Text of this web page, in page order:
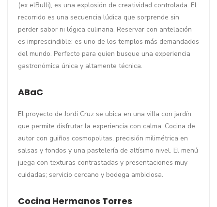
(ex elBulli), es una explosión de creatividad controlada. El
recorrido es una secuencia lúdica que sorprende sin
perder sabor ni lógica culinaria. Reservar con antelación
es imprescindible: es uno de los templos más demandados
del mundo. Perfecto para quien busque una experiencia
gastronómica única y altamente técnica.
ABaC
El proyecto de Jordi Cruz se ubica en una villa con jardín
que permite disfrutar la experiencia con calma. Cocina de
autor con guiños cosmopolitas, precisión milimétrica en
salsas y fondos y una pastelería de altísimo nivel. El menú
juega con texturas contrastadas y presentaciones muy
cuidadas; servicio cercano y bodega ambiciosa.
Cocina Hermanos Torres